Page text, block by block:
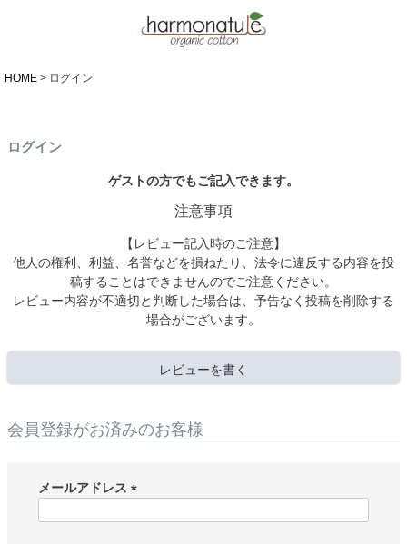
HOME ログイン
ログイン
ゲストの方でもご記入できます。
注意事項
【レビュー記入時のご注意】
他人の権利、利益、名誉などを損ねたり、法令に違反する内容を投
稿することはできませんのでご注意ください。
レビュー内容が不適切と判断した場合は、予告なく投稿を削除する
場合がございます。
レビューを書く
会員登録がお済みのお客様
メールアドレス